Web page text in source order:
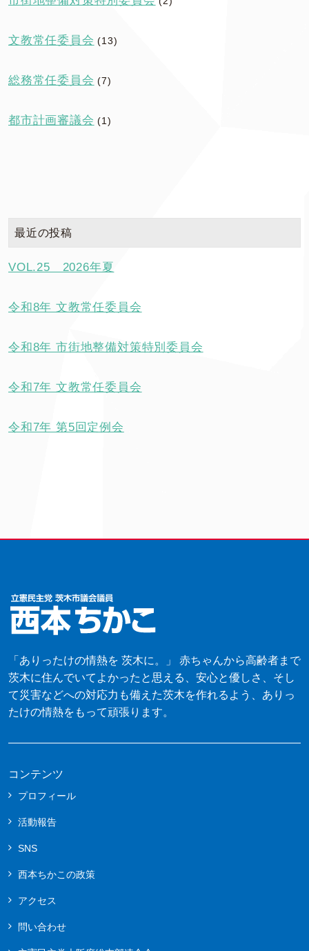
文教常任委員会 (13)
総務常任委員会 (7)
都市計画審議会 (1)
最近の投稿
VOL.25 2026年夏
令和8年 文教常任委員会
令和8年 市街地整備対策特別委員会
令和7年 文教常任委員会
令和7年 第5回定例会
「ありったけの情熱を 茨木に。」 赤ちゃんから高齢者まで
茨木に住んでいてよかったと思える、安心と優しさ、そし
て災害などへの対応力も備えた茨木を作れるよう、ありっ
たけの情熱をもって頑張ります。
コンテンツ
プロフィール
活動報告
SNS
西本ちかこの政策
アクセス
問い合わせ